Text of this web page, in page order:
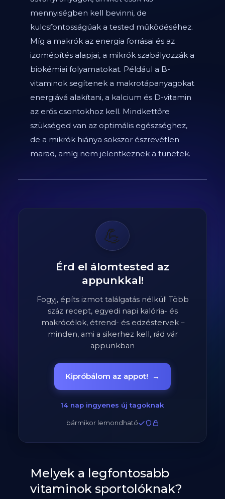
mennyiségben kell bevinni, de
kulcsfontosságúak a tested működéséhez.
Míg a makrók az energia forrásai és az
izomépítés alapjai, a mikrók szabályozzák a
biokémiai folyamatokat. Például a B-
vitaminok segítenek a makrotápanyagokat
energiává alakítani, a kalcium és D-vitamin
az erős csontokhoz kell. Mindkettőre
szükséged van az optimális egészséghez,
de a mikrók hiánya sokszor észrevétlen
marad, amíg nem jelentkeznek a tünetek.
💪
Érd el álomtested az
appunkkal!
Fogyj, építs izmot találgatás nélkül! Több
száz recept, egyedi napi kalória- és
makrócélok, étrend- és edzéstervek –
minden, ami a sikerhez kell, rád vár
appunkban
Kipróbálom az appot! →
14 nap ingyenes új tagoknak
bármikor lemondható
Melyek a legfontosabb
vitaminok sportolóknak?